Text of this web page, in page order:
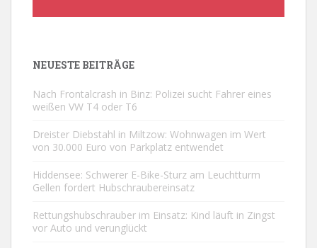
NEUESTE BEITRÄGE
Nach Frontalcrash in Binz: Polizei sucht Fahrer eines
weißen VW T4 oder T6
Dreister Diebstahl in Miltzow: Wohnwagen im Wert
von 30.000 Euro von Parkplatz entwendet
Hiddensee: Schwerer E-Bike-Sturz am Leuchtturm
Gellen fordert Hubschraubereinsatz
Rettungshubschrauber im Einsatz: Kind läuft in Zingst
vor Auto und verunglückt